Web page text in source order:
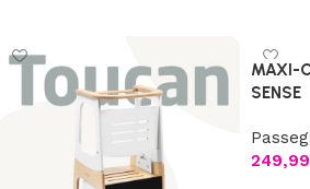
MAXI-
SENSE
249,99